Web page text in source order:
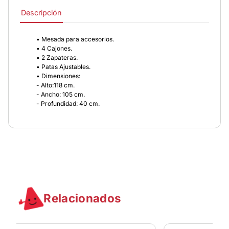
Descripción
• Mesada para accesorios.
• 4 Cajones.
• 2 Zapateras.
• Patas Ajustables.
• Dimensiones:
- Alto:118 cm.
- Ancho: 105 cm.
- Profundidad: 40 cm.
Relacionados